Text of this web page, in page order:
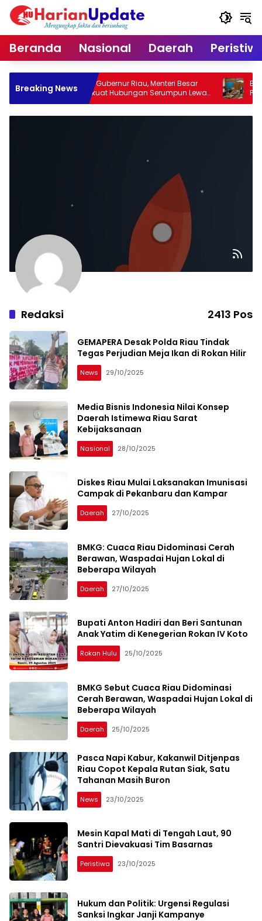
Langsung
Beranda Nasional Daerah
Breaking NewsTemui Plt Gubernur Riau, Menteri Besar
Perlis Perkuat Hubungan Serumpun Lewat
IMT-GT
Bertemu
Redaksi 2413 Pos
GEMAPERA Desak Polda Riau Tindak
Tegas Perjudian Meja Ikan di Rokan Hilir
News 29/10/2025
Media Bisnis Indonesia Nilai Konsep
Daerah Istimewa Riau Sarat
Kebijaksanaan
Nasional 28/10/2025
Diskes Riau Mulai Laksanakan Imunisasi
Campak di Pekanbaru dan Kampar
Daerah 27/10/2025
BMKG: Cuaca Riau Didominasi Cerah
Berawan, Waspadai Hujan Lokal di
Beberapa Wilayah
Daerah 27/10/2025
Bupati Anton Hadiri dan Beri Santunan
Anak Yatim di Kenegerian Rokan IV Koto
Rokan Hulu 25/10/2025
BMKG Sebut Cuaca Riau Didominasi
Cerah Berawan, Waspadai Hujan Lokal di
Beberapa Wilayah
Daerah 25/10/2025
Pasca Napi Kabur, Kakanwil Ditjenpas
Riau Copot Kepala Rutan Siak, Satu
Tahanan Masih Buron
News 23/10/2025
Mesin Kapal Mati di Tengah Laut, 90
Santri Dievakuasi Tim Basarnas
Peristiwa 23/10/2025
Hukum dan Politik: Urgensi Regulasi
Sanksi Ingkar Janji Kampanye